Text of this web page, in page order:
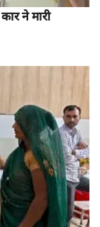
ने मारी